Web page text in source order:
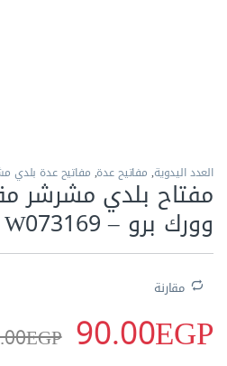
العدد اليدوية, مفاتيح عدة, مفاتيح عدة بلدي
وورك برو – II – W073169
مقارنة
90.00EGP
EGP